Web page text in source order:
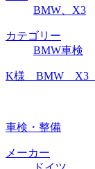
BMW、X3
カテゴリー
BMW車検
K様 BMW X3 車
車検・整備
メーカー